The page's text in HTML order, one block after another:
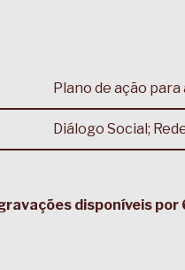
Plano de ação
Diálogo Social;
disponíveis por